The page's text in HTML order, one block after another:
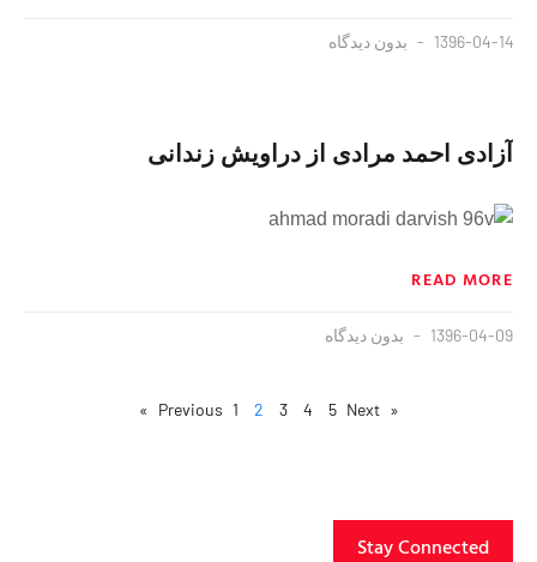
1396-04-14 بدون دیدگاه
آزادی احمد مرادی از دراویش زندانی
READ MORE
1396-04-09 بدون دیدگاه
« Previous
1 2 3 4 5 Next »
Stay Connected